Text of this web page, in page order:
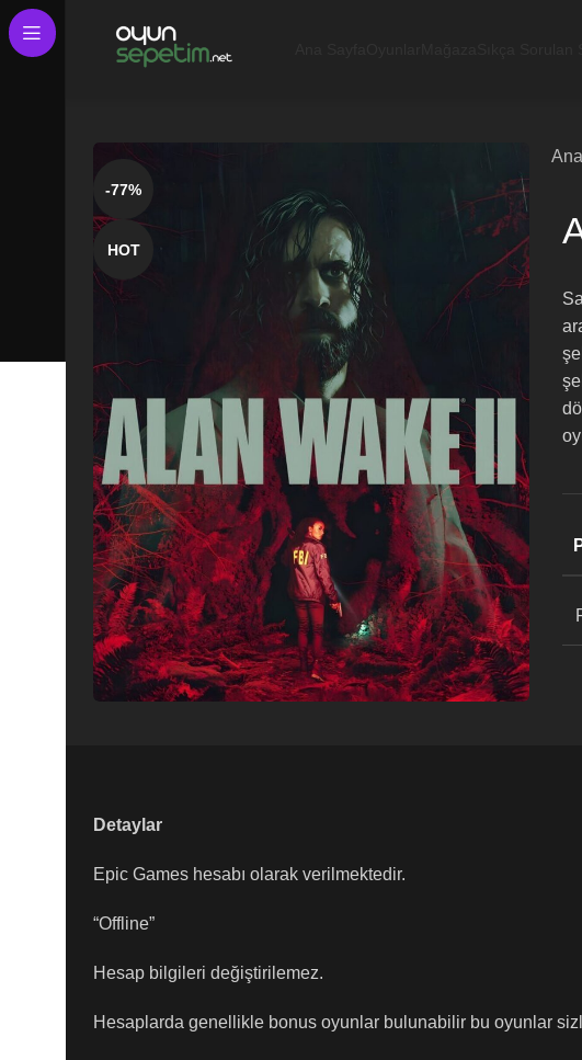
-77%
HOT
Detaylar
Epic Games hesabı olarak verilmektedir.
“Offline”
Hesap bilgileri değiştirilemez.
Hesaplarda genellikle bonus oyunlar bulunabilir bu oyunlar